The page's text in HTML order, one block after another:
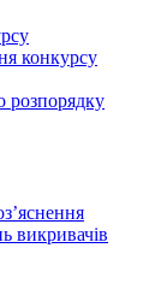
конкурсу
розпорядку
викривачів